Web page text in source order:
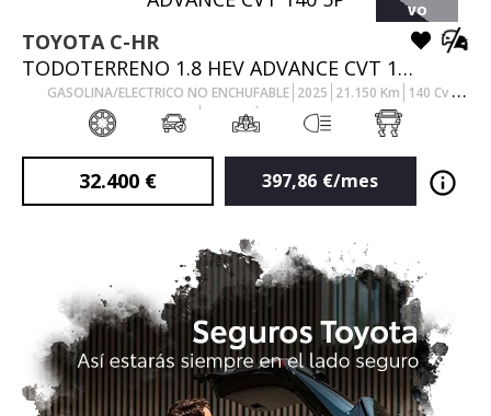
VO
TOYOTA C-HR
TODOTERRENO 1.8 HEV ADVANCE CVT 140 5P
GASOLINA/ELECTRICO NO ENCHUFABLE 2025 21.150 Km 140 Cv
AUTOMÁTICO
32.400 € 397,86 €/mes